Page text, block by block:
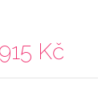
915 Kč